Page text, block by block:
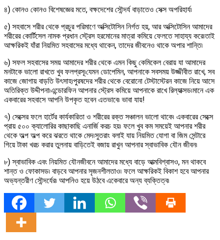
৪) কোনও কোনও বিশেষজ্ঞের মতে, বক্ষদেশের সৌন্দর্য বাড়াতেও সেক্স অপরিহার্য৷
৫) সহবাসে শরীর থেকে প্রচুর পরিমাণে অক্সিটোসিন নির্গত হয়, আর অক্সিটোসিন আমাদের
শরীরের কোর্টিসেল নামক প্রধান স্ট্রেস হরমোনের মাত্রা কমিয়ে ফেলতে সাহায্য করে৷তাই
আক্ষরিকই যাঁরা নিয়মিত সহবাসের মধ্যে থাকেন, তাদের জীবনেও থাকে অপার শান্তি৷
৬) সফল সহবাসের সময় আমাদের শরীর থেকে এমন কিছু কেমিকেল বেরায় যা আমাদের
মনটাকে ভালো রাখতে খুব ফলপ্রসূ৷যেমন ডোপেমিন, আপনাকে সবসময় উজ্জীবীত রাখে, সব
কাজে জোগায় বাড়তি উৎসাহ৷পুরষদের শরীর থেকে বেরোনো টেস্টাস্টেরন কাজে নিয়ে আসে
অতিরিক্ত উদ্দীপনা৷এন্ডোরফিন আপনার স্ট্রেস কমিয়ে আপনাকে রাখে রিল্যাক্সড৷মানে এক
একবারের সহবাসে আপনি উপকৃত হবেন এতভাবে৷ ভাবা যায়!
৭) সেক্সের ফলে হার্টের কার্যকারিতা ও শরীরের রক্ত সঞ্চালন ভালো থাকে৷ একবারের সেক্সে
প্রায় ৫০০ ক্যালোরির কাছাকাছি এনার্জি করচ হয়৷ ফলে খুব কম সময়েই আপনার শরীর
থেকে অল্প অল্প করে ঝরতে থাকে মেদ৷সুতরাং বলাই যায় নিয়মিত যোগা বা জিম সেন্টারে
গিয়ে টাকা খরচ করার তুলনায় বাড়িতেই বজায় রাখুন আপনার স্বাভাবিক যৌন জীবন৷
৮) স্বাভাবিক এবং নিয়মিত যৌনজীবনে আমাদের মধ্যে বাড়ে আত্মবিশ্বাসও, মন থাকবে
শান্ত ও ফোকাসড৷ বাড়বে আপনার সৃজনশীলতাও৷ ফলে আক্ষরিকই বিকাশ হবে আপনার
অভ্যন্তরীণ সৌন্দর্যের৷ আপনিও হয়ে উঠবে একেবারে অন্য ব্যক্তিত্ব৷